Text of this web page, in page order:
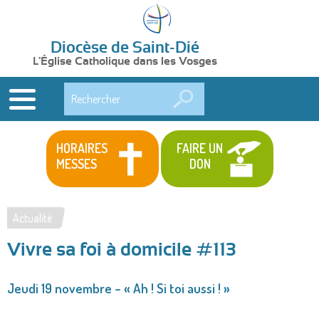
Diocèse de Saint-Dié
L'Église Catholique dans les Vosges
HORAIRES
MESSES
FAIRE UN
DON
Vous
êtes
ici
Actualité
Vivre sa foi à domicile #113
Jeudi 19 novembre – « Ah ! Si toi aussi ! »